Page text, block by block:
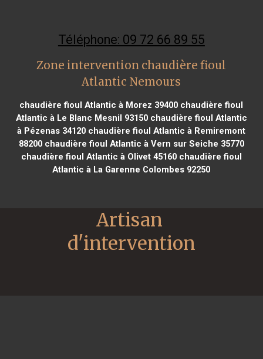
Téléphone: 09 72 66 89 55
Zone intervention chaudière fioul
Atlantic Nemours
chaudière fioul Atlantic à Morez 39400 chaudière fioul
Atlantic à Le Blanc Mesnil 93150chaudière fioul Atlantic
à Pézenas 34120 chaudière fioul Atlantic à Remiremont
88200chaudière fioul Atlantic à Vern sur Seiche 35770
chaudière fioul Atlantic à Olivet 45160chaudière fioul
Atlantic à La Garenne Colombes 92250
Artisan
d'intervention